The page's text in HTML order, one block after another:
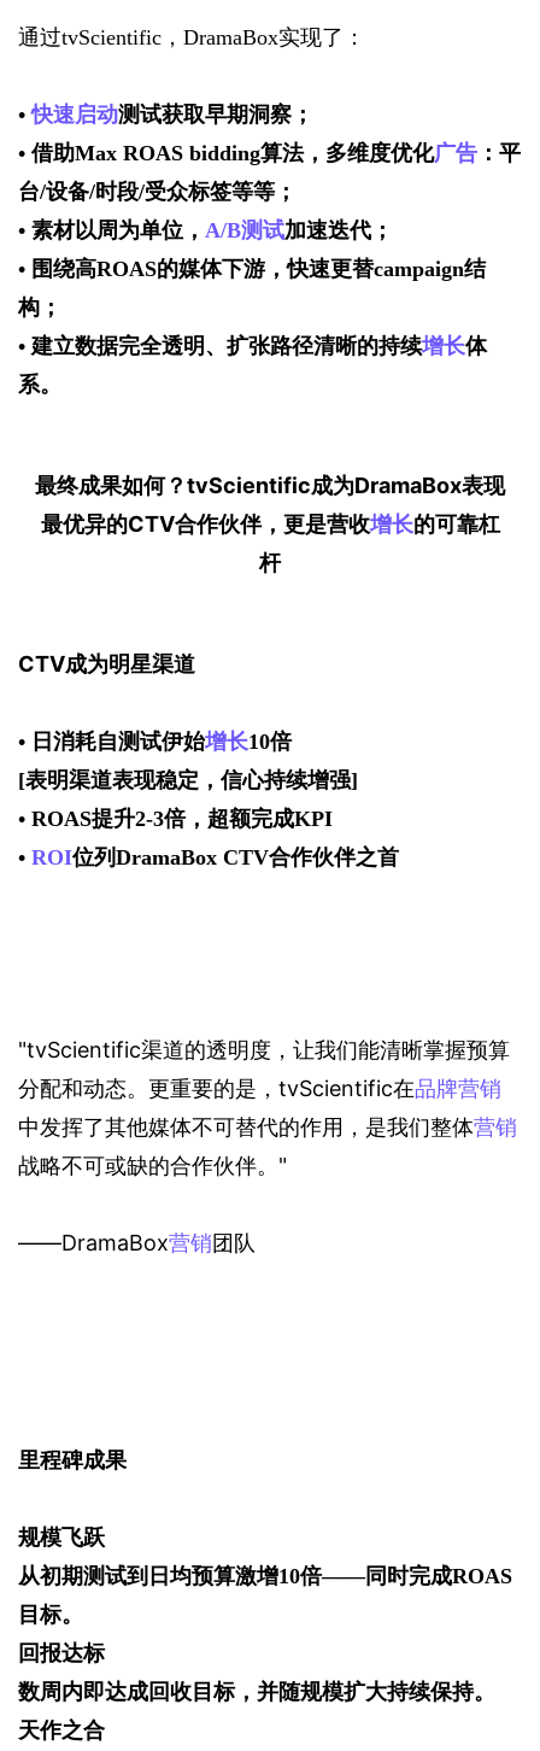
通过tvScientific，DramaBox实现了：
• 快速启动测试获取早期洞察；
• 借助Max ROAS bidding算法，多维度优化广告 ：平
台/设备/时段/受众标签等等；
• 素材以周为单位， A/B测试加速迭代；
• 围绕高ROAS的媒体下游，快速更替campaign结
构；
• 建立数据完全透明、扩张路径清晰的持续增长体
系。
最终成果如何？tvScientific成为DramaBox表现
最优异的CTV合作伙伴，更是营收增长的可靠杠
杆
CTV成为明星渠道
• 日消耗自测试伊始增长10倍
[表明渠道表现稳定，信心持续增强]
• ROAS提升2-3倍，超额完成KPI
• ROI位列DramaBox CTV合作伙伴之首
"tvScientific渠道的透明度，让我们能清晰掌握预算
分配和动态。更重要的是，tvScientific在品牌营销
中发挥了其他媒体不可替代的作用，是我们整体营销
战略不可或缺的合作伙伴。"
——DramaBox营销团队
里程碑成果
规模飞跃
从初期测试到日均预算激增10倍——同时完成ROAS
目标。
回报达标
数周内即达成回收目标，并随规模扩大持续保持。
天作之合